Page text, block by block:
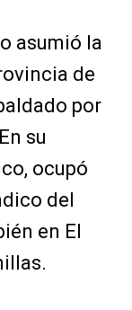
asumió la
de
por
su
ocupó
del
en El